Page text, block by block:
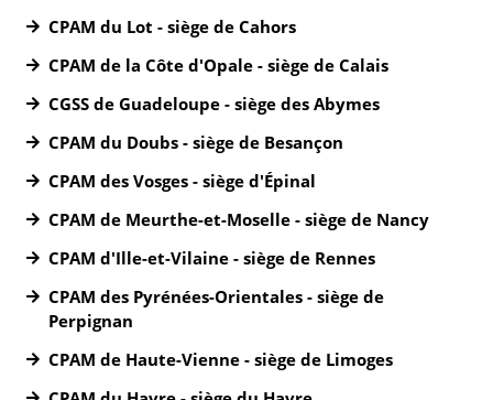
CPAM du Lot - siège de Cahors
CPAM de la Côte d'Opale - siège de Calais
CGSS de Guadeloupe - siège des Abymes
CPAM du Doubs - siège de Besançon
CPAM des Vosges - siège d'Épinal
CPAM de Meurthe-et-Moselle - siège de Nancy
CPAM d'Ille-et-Vilaine - siège de Rennes
CPAM des Pyrénées-Orientales - siège de
Perpignan
CPAM de Haute-Vienne - siège de Limoges